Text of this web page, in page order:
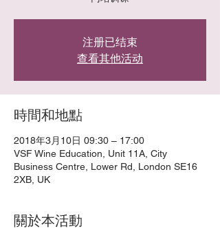
注册已结束
查看其他活动
時間和地點
2018年3月10日 09:30 – 17:00
VSF Wine Education, Unit 11A, City
Business Centre, Lower Rd, London SE16
2XB, UK
關於本活動